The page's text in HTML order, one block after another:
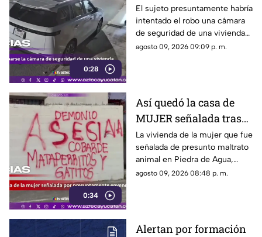
0:28
intentando ROBAR una
cámara de seguridad
en vivienda
El sujeto presuntamente habría
intentado el robo una cámara
de seguridad de una vivienda
en Polígono 108, así fue el
agosto 09, 2026 09:09 p. m.
0:34
Así quedó la casa de
MUJER señalada tras
la MU3RTE de
anim4les en Umán
La vivienda de la mujer que fue
señalada de presunto maltrato
animal en Piedra de Agua,
Umán, fue vandalizada. El caso
agosto 09, 2026 08:48 p. m.
Alertan por formación